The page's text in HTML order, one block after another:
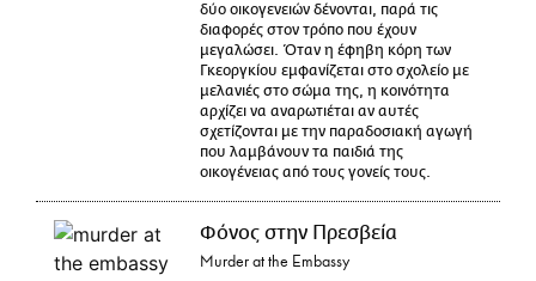
δύο οικογενειών δένονται, παρά τις
διαφορές στον τρόπο που έχουν
μεγαλώσει. Όταν η έφηβη κόρη των
Γκεοργκίου εμφανίζεται στο σχολείο με
μελανιές στο σώμα της, η κοινότητα
αρχίζει να αναρωτιέται αν αυτές
σχετίζονται με την παραδοσιακή αγωγή
που λαμβάνουν τα παιδιά της
οικογένειας από τους γονείς τους.
Φόνος στην Πρεσβεία
Murder at the Embassy